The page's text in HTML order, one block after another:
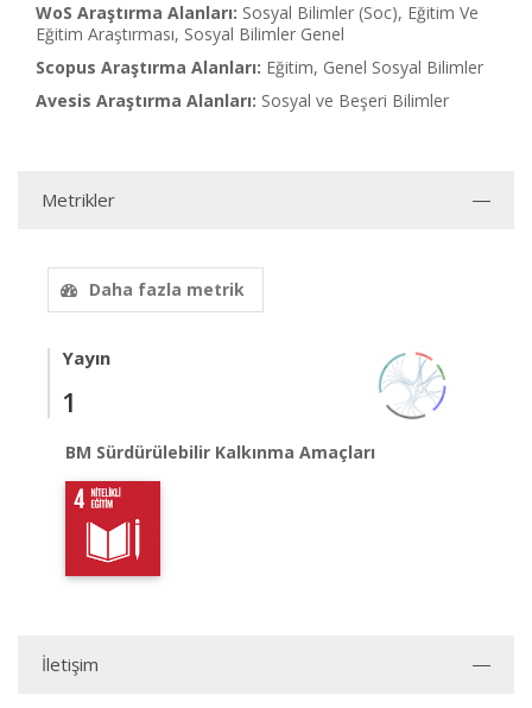
WoS Araştırma Alanları: Sosyal Bilimler (Soc), Eğitim Ve
Eğitim Araştırması, Sosyal Bilimler Genel
Scopus Araştırma Alanları: Eğitim, Genel Sosyal Bilimler
Avesis Araştırma Alanları: Sosyal ve Beşeri Bilimler
Metrikler
Daha fazla metrik
Yayın
1
BM Sürdürülebilir Kalkınma Amaçları
İletişim